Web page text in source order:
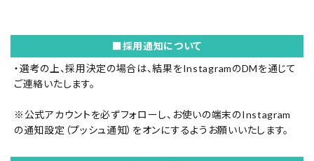
■採用通知について
・選考の上、採用決定の場合は、結果をInstagramのDMを通じて
ご連絡いたします。
※公式アカウントを必ずフォローし、お使いの端末のInstagram
の通知設定（プッシュ通知）をオンにするようお願いいたします。